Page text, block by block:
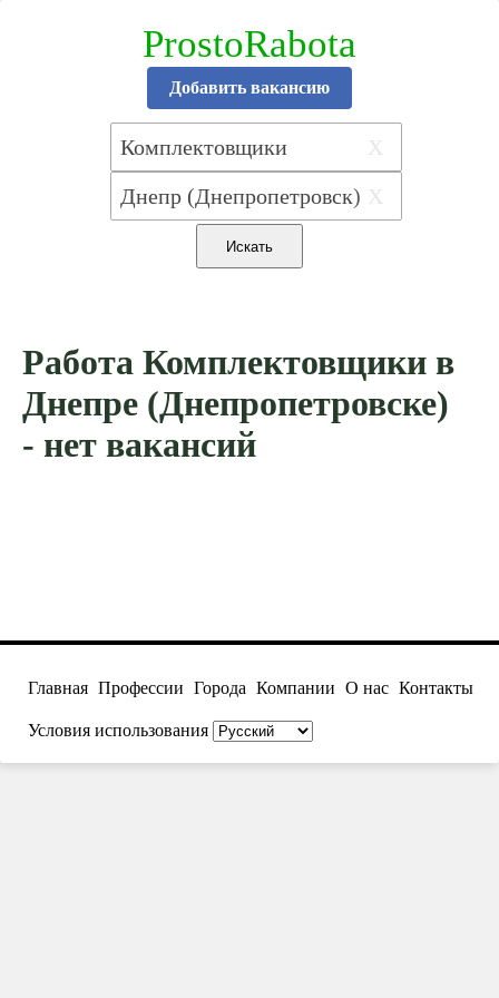
ProstoRabota
Добавить вакансию
X
X
Работа Комплектовщики в
Днепре (Днепропетровске)
- нет вакансий
Главная Профессии Города Компании О нас Контакты
Условия использования